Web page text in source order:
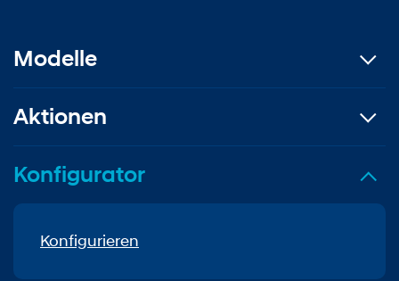
Modelle
Aktionen
Konfigurator
Konfigurieren